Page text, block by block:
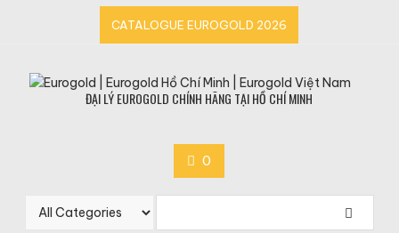
CATALOGUE EUROGOLD 2026
ĐẠI LÝ EUROGOLD CHÍNH HÃNG TẠI HỒ CHÍ MINH
0